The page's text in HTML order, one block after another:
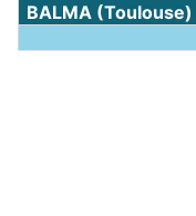
BALMA